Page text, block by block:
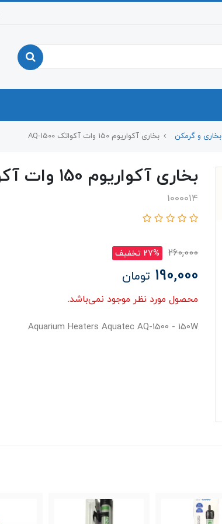
بخاری و گرمکن بخاری آکواریوم 150 وات آکواتک AQ-1500
بخاری آکواریوم 150 وات آکواتک AQ-1500
1000014
260,000 27% تخفیف
190,000 تومان
محصول مورد نظر موجود نمی‌باشد.
Aquarium Heaters Aquatec AQ-1500 - 150W